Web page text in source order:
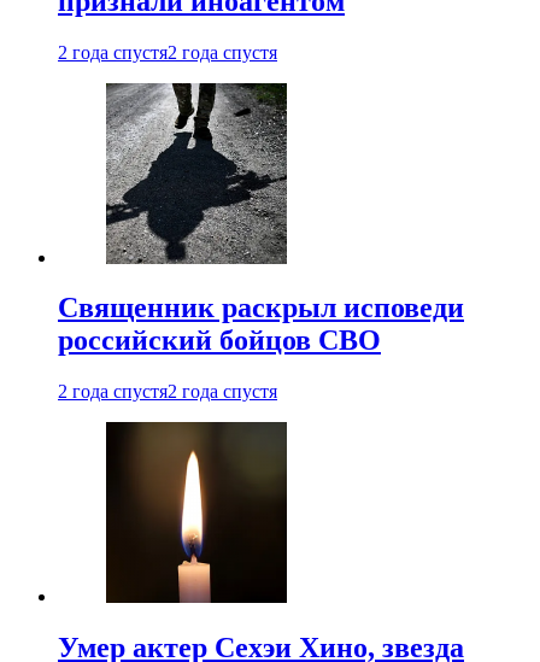
2 года спустя2 года спустя
Священник раскрыл исповеди
российский бойцов СВО
2 года спустя2 года спустя
Умер актер Сехэи Хино, звезда